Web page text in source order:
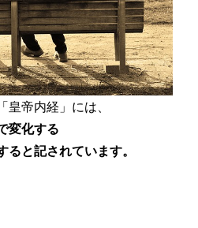
帝内経」には、
変化する
と記されています。